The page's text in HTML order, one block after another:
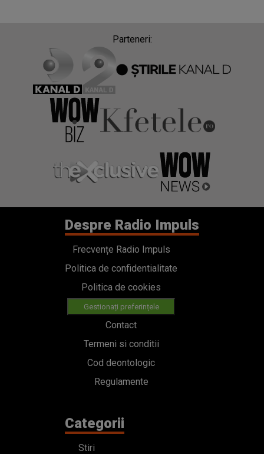
Parteneri:
Despre Radio Impuls
Frecvențe Radio Impuls
Politica de confidentialitate
Politica de cookies
Gestionați preferințele
Contact
Termeni si conditii
Cod deontologic
Regulamente
Categorii
Stiri